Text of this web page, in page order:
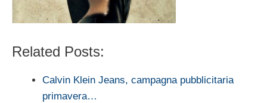
Related Posts:
Calvin Klein Jeans, campagna pubblicitaria
primavera…